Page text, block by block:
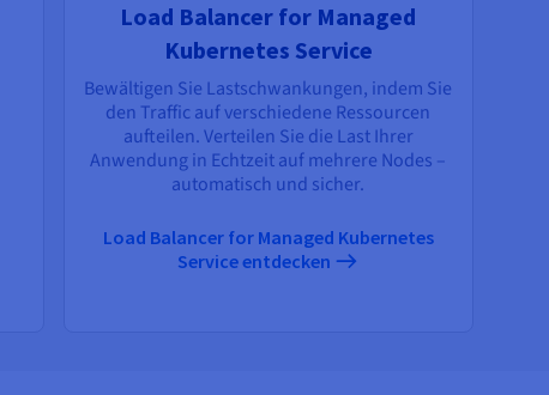
Load Balancer for Managed
Kubernetes Service
Bewältigen Sie Lastschwankungen, indem Sie
den Traffic auf verschiedene Ressourcen
aufteilen. Verteilen Sie die Last Ihrer
Anwendung in Echtzeit auf mehrere Nodes –
automatisch und sicher.
Load Balancer for Managed Kubernetes
Service entdecken